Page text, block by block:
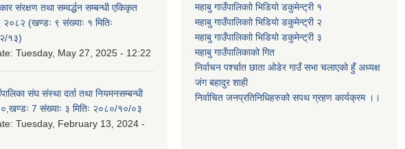
संरक्षण तथा सम्वर्द्धन सम्बन्धी एकिकृत
२०८२ (खण्डः ९ संख्याः १ मितिः
१३)
Tuesday, May 27, 2025 - 12:22
संघ संस्था दर्ता तथा नियमनसम्बन्धी
7 संख्याः ३ मितिः २०८०/१०/०३
Tuesday, February 13, 2024 -
महाबु गाउँपालिकाो भिडियो डकुमेन्ट्री १
महाबु गाउँपालिकाो भिडियो डकुमेन्ट्री २
महाबु गाउँपालिकाो भिडियो डकुमेन्ट्री ३
महाबु गाउँपालिकाको गित
निर्वाचन पर्श्चात छाता ओडेर गाउँ सभा चलाएको हुँ अध्यक्ष
जंग बहादुर शाही
निर्वाचित जनप्रतिनिधिहरुको सपथ ग्रहण कार्यक्रम ।।